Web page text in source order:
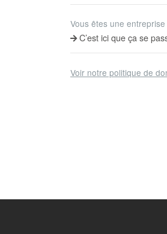
Vous êtes une entreprise
C’est ici que ça se
Voir notre politique de